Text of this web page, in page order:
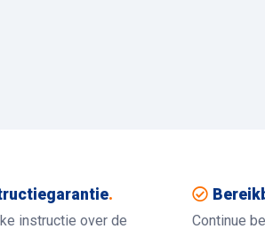
.
instructie over de
Continue